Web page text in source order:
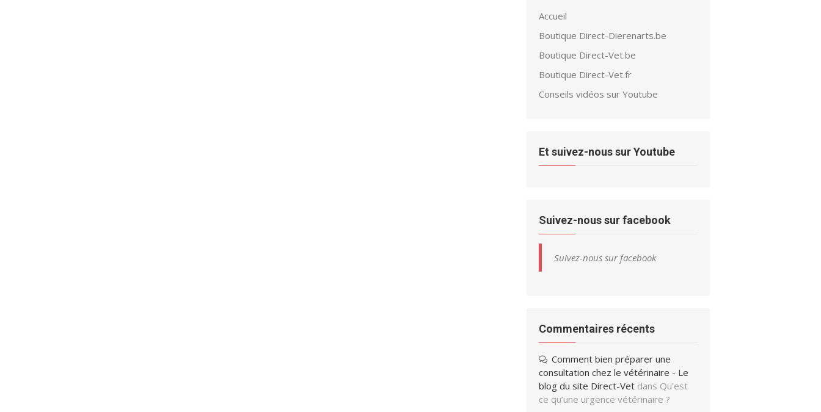
Accueil
Boutique Direct-Dierenarts.be
Boutique Direct-Vet.be
Boutique Direct-Vet.fr
Conseils vidéos sur Youtube
Et suivez-nous sur Youtube
Suivez-nous sur facebook
Suivez-nous sur facebook
Commentaires récents
Comment bien préparer une
consultation chez le vétérinaire - Le
blog du site Direct-Vet dans Qu’est
ce qu’une urgence vétérinaire ?